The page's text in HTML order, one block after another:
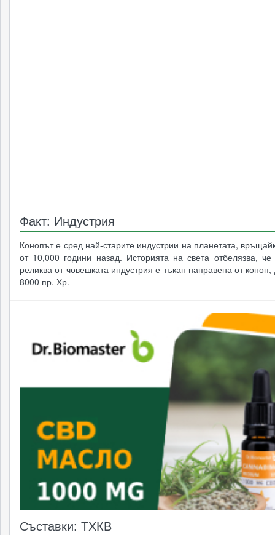
Факт: Индустрия
Конопът е сред най-старите индустрии на планетата,
от 10,000 години назад. Историята на света отбелязва, че
реликва от човешката индустрия е тъкан направена от
8000 пр. Хр.
Съставки: ТХКВ